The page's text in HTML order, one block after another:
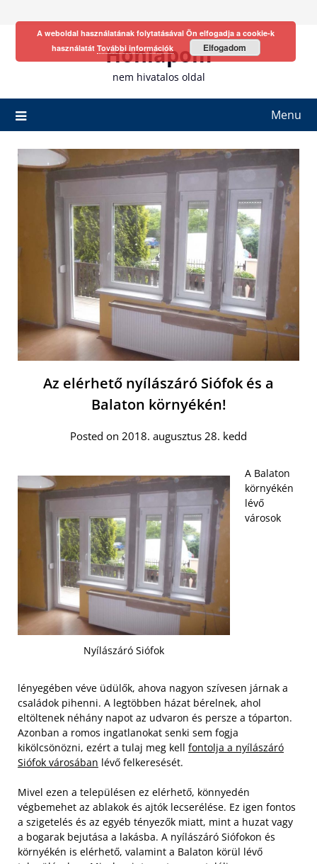
Honlapom
nem hivatalos oldal
Menu
Az elérhető nyílászáró Siófok és a
Balaton környékén!
Posted on 2018. augusztus 28. kedd
Nyílászáró Siófok
A Balaton
környékén
lévő
városok
lényegében véve üdülők, ahova nagyon szívesen járnak a
családok pihenni. A legtöbben házat bérelnek, ahol
eltöltenek néhány napot az udvaron és persze a tóparton.
Azonban a romos ingatlanokat senki sem fogja
kikölcsönözni, ezért a tulaj meg kell fontolja a nyílászáró
Siófok városában lévő felkeresését.
Mivel ezen a településen ez elérhető, könnyedén
végbemehet az ablakok és ajtók lecserélése. Ez igen fontos
a szigetelés és az egyéb tényezők miatt, mint a huzat vagy
a bogarak bejutása a lakásba. A nyílászáró Siófokon és
környékén is elérhető, valamint a Balaton körül lévő
A weboldal használatának folytatásával Ön elfogadja a cookie-k
használatát További információk Elfogadom